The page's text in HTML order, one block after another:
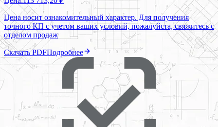
Цена носит ознакомительный характер. Для получения
точного КП с учетом ваших условий, пожалуйста, свяжитесь с
отделом продаж
Скачать PDFПодробнее